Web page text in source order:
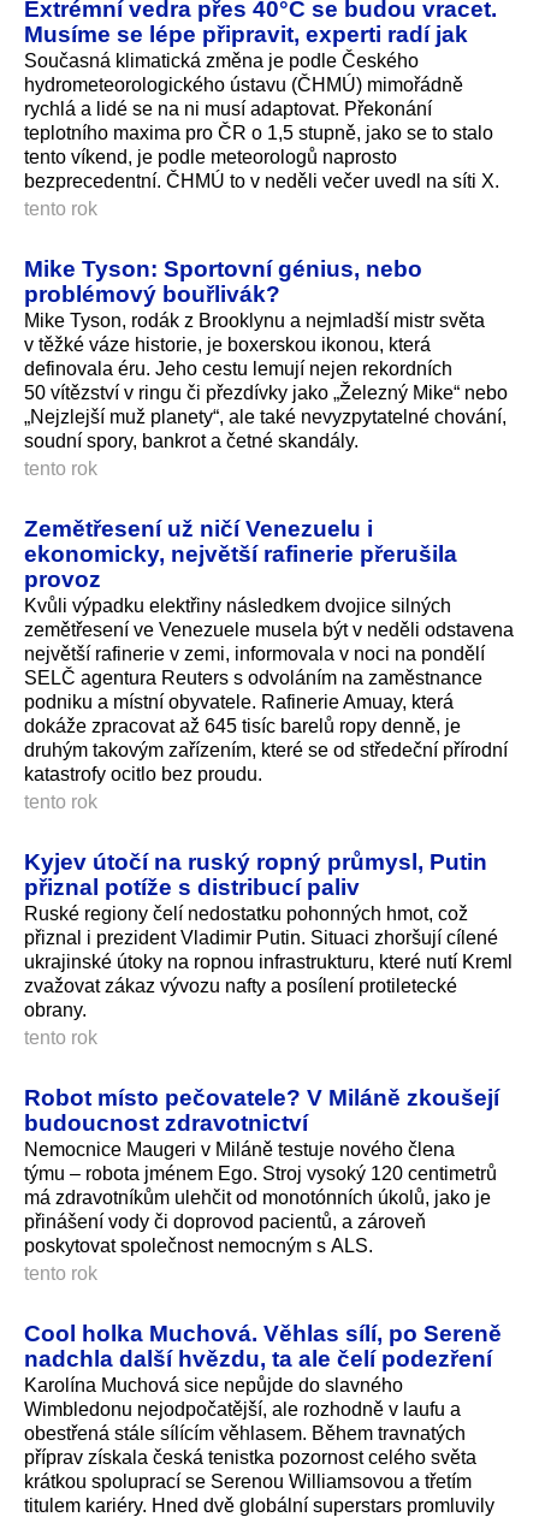
Extrémní vedra přes 40°C se budou vracet.
Musíme se lépe připravit, experti radí jak
Současná klimatická změna je podle Českého
hydrometeorolo­gického ústavu (ČHMÚ) mimořádně
rychlá a lidé se na ni musí adaptovat. Překonání
teplotního maxima pro ČR o 1,5 stupně, jako se to stalo
tento víkend, je podle meteorologů naprosto
bezprecedentní. ČHMÚ to v neděli večer uvedl na síti X.
tento rok
Mike Tyson: Sportovní génius, nebo
problémový bouřlivák?
Mike Tyson, rodák z Brooklynu a nejmladší mistr světa
v těžké váze historie, je boxerskou ikonou, která
definovala éru. Jeho cestu lemují nejen rekordních
50 vítězství v ringu či přezdívky jako „Železný Mike“ nebo
„Nejzlejší muž planety“, ale také nevyzpytatelné chování,
soudní spory, bankrot a četné skandály.
tento rok
Zemětřesení už ničí Venezuelu i
ekonomicky, největší rafinerie přerušila
provoz
Kvůli výpadku elektřiny následkem dvojice silných
zemětřesení ve Venezuele musela být v neděli odstavena
největší rafinerie v zemi, informovala v noci na pondělí
SELČ agentura Reuters s odvoláním na zaměstnance
podniku a místní obyvatele. Rafinerie Amuay, která
dokáže zpracovat až 645 tisíc barelů ropy denně, je
druhým takovým zařízením, které se od středeční přírodní
katastrofy ocitlo bez proudu.
tento rok
Kyjev útočí na ruský ropný průmysl, Putin
přiznal potíže s distribucí paliv
Ruské regiony čelí nedostatku pohonných hmot, což
přiznal i prezident Vladimir Putin. Situaci zhoršují cílené
ukrajinské útoky na ropnou infrastrukturu, které nutí Kreml
zvažovat zákaz vývozu nafty a posílení protiletecké
obrany.
tento rok
Robot místo pečovatele? V Miláně zkoušejí
budoucnost zdravotnictví
Nemocnice Maugeri v Miláně testuje nového člena
týmu – robota jménem Ego. Stroj vysoký 120 centimetrů
má zdravotníkům ulehčit od monotónních úkolů, jako je
přinášení vody či doprovod pacientů, a zároveň
poskytovat společnost nemocným s ALS.
tento rok
Cool holka Muchová. Věhlas sílí, po Sereně
nadchla další hvězdu, ta ale čelí podezření
Karolína Muchová sice nepůjde do slavného
Wimbledonu nejodpočatější, ale rozhodně v laufu a
obestřená stále sílícím věhlasem. Během travnatých
příprav získala česká tenistka pozornost celého světa
krátkou spoluprací se Serenou Williamsovou a třetím
titulem kariéry. Hned dvě globální superstars promluvily